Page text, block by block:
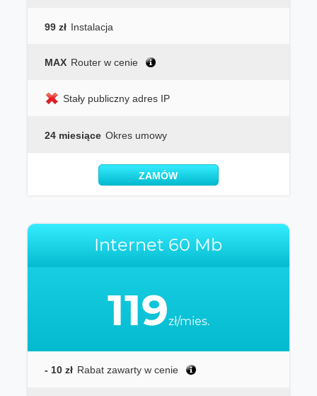
99 zł Instalacja
MAX Router w cenie
Stały publiczny adres IP
24 miesiące Okres umowy
ZAMÓW
Internet 60 Mb
119zł/mies.
- 10 zł Rabat zawarty w cenie